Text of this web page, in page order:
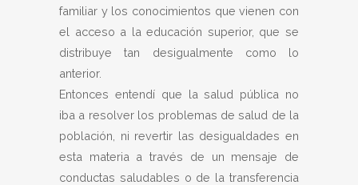
familiar y los conocimientos que vienen con
el acceso a la educación superior, que se
distribuye tan desigualmente como lo
anterior.
Entonces entendí que la salud pública no
iba a resolver los problemas de salud de la
población, ni revertir las desigualdades en
esta materia a través de un mensaje de
conductas saludables o de la transferencia